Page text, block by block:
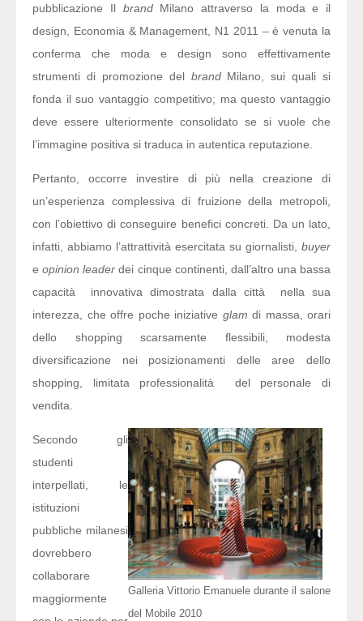
pubblicazione Il brandMilano attraverso la moda e il
design, Economia & Management, N1 2011 – è venuta la
conferma che moda e design sono effettivamente
strumenti di promozione del brandMilano, sui quali si
fonda il suo vantaggio competitivo; ma questo vantaggio
deve essere ulteriormente consolidato se si vuole che
l’immagine positiva si traduca in autentica reputazione.
Pertanto, occorre investire di più nella creazione di
un’esperienza complessiva di fruizione della metropoli,
con l’obiettivo di conseguire benefici concreti. Da un lato,
infatti, abbiamo l’attrattività esercitata su giornalisti, buyer
eopinion leader dei cinque continenti, dall’altro una bassa
capacità innovativa dimostrata dalla città nella sua
interezza, che offre poche iniziative glam di massa, orari
dello shopping scarsamente flessibili, modesta
diversificazione nei posizionamenti delle aree dello
shopping, limitata professionalità del personale di
vendita.
Galleria Vittorio Emanuele durante il salone
del Mobile 2010
Secondo gli
studenti
interpellati, le
istituzioni
pubbliche milanesi
dovrebbero
collaborare
maggiormente